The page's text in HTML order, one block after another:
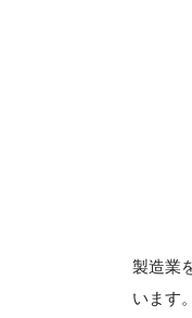
製造業
います